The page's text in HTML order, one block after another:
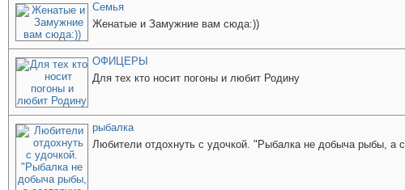
Семья
Женатые и Замужние вам сюда:))
ОФИЦЕРЫ
Для тех кто носит погоны и любит Родину
рыбалка
Любители отдохнуть с удочкой. "Рыбалка не добыча рыбы, а